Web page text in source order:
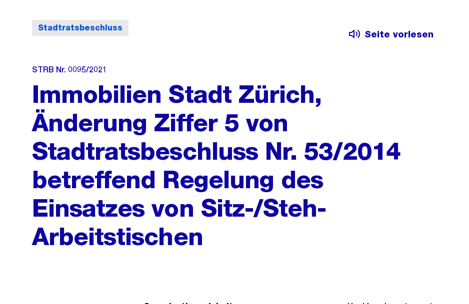
Stadtratsbeschluss
Seite vorlesen
STRB Nr. 0095/2021
Immobilien Stadt Zürich,
Änderung Ziffer 5 von
Stadtratsbeschluss Nr. 53/2014
betreffend Regelung des
Einsatzes von Sitz-/Steh-
Arbeitstischen